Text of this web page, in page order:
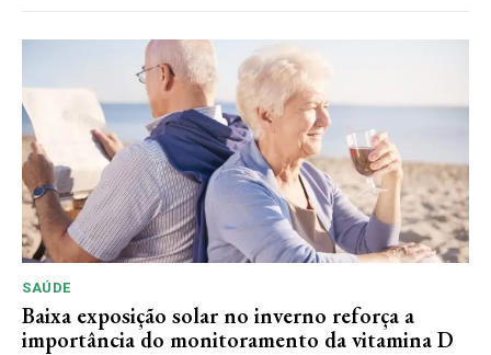
SAÚDE
Baixa exposição solar no inverno reforça a
importância do monitoramento da vitamina D